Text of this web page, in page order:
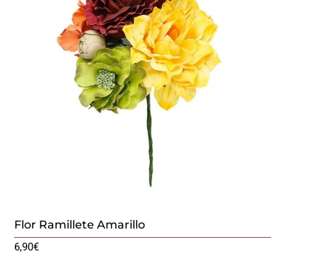
Flor Ramillete Amarillo
6,90€